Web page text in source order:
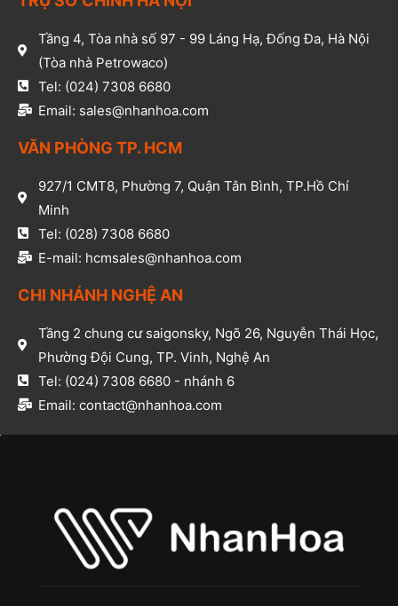
Tầng 4, Tòa nhà số 97 - 99 Láng Hạ, Đống Đa, Hà Nội
(Tòa nhà Petrowaco)
Tel: (024) 7308 6680
Email: sales@nhanhoa.com
VĂN PHÒNG TP. HCM​
927/1 CMT8, Phường 7, Quận Tân Bình, TP.Hồ Chí
Minh​
Tel: (028) 7308 6680​
E-mail: hcmsales@nhanhoa.com​
CHI NHÁNH NGHỆ AN​
Tầng 2 chung cư saigonsky, Ngõ 26, Nguyễn Thái Học,
Phường Đội Cung, TP. Vinh, Nghệ An​
Tel: (024) 7308 6680 - nhánh 6​
Email: contact@nhanhoa.com​